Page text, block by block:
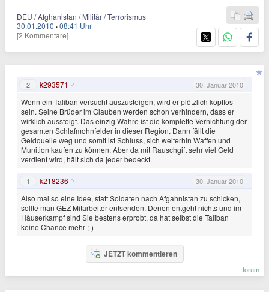
DEU / Afghanistan / Militär / Terrorismus
30.01.2010 ·08:41 Uhr
[2 Kommentare]
2 k293571 30. Januar 2010
Wenn ein Taliban versucht auszusteigen, wird er plötzlich kopflos
sein. Seine Brüder im Glauben werden schon verhindern, dass er
wirklich aussteigt. Das einzig Wahre ist die komplette Vernichtung der
gesamten Schlafmohnfelder in dieser Region. Dann fällt die
Geldquelle weg und somit ist Schluss, sich weiterhin Waffen und
Munition kaufen zu können. Aber da mit Rauschgift sehr viel Geld
verdient wird, hält sich da jeder bedeckt.
1 k218236 30. Januar 2010
Also mal so eine Idee, statt Soldaten nach Afgahnistan zu schicken,
sollte man GEZ Mitarbeiter entsenden. Denen entgeht nichts und im
Häuserkampf sind Sie bestens erprobt, da hat selbst die Taliban
keine Chance mehr ;-)
JETZT kommentieren
forum